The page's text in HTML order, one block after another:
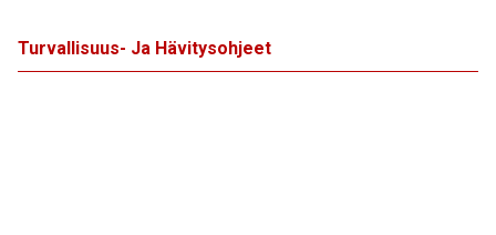
Turvallisuus- Ja Hävitysohjeet